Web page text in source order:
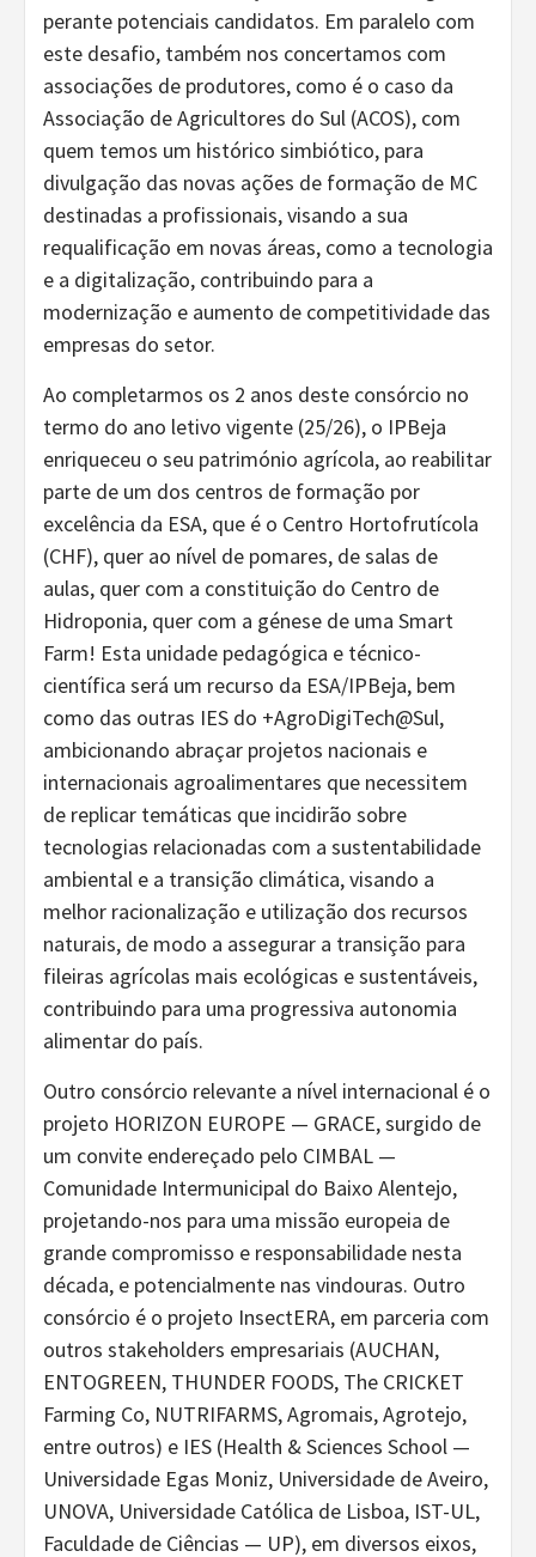
perante potenciais candidatos. Em paralelo com
este desafio, também nos concertamos com
associações de produtores, como é o caso da
Associação de Agricultores do Sul (ACOS), com
quem temos um histórico simbiótico, para
divulgação das novas ações de formação de MC
destinadas a profissionais, visando a sua
requalificação em novas áreas, como a tecnologia
e a digitalização, contribuindo para a
modernização e aumento de competitividade das
empresas do setor.
Ao completarmos os 2 anos deste consórcio no
termo do ano letivo vigente (25/26), o IPBeja
enriqueceu o seu património agrícola, ao reabilitar
parte de um dos centros de formação por
excelência da ESA, que é o Centro Hortofrutícola
(CHF), quer ao nível de pomares, de salas de
aulas, quer com a constituição do Centro de
Hidroponia, quer com a génese de uma Smart
Farm! Esta unidade pedagógica e técnico-
científica será um recurso da ESA/IPBeja, bem
como das outras IES do +AgroDigiTech@Sul,
ambicionando abraçar projetos nacionais e
internacionais agroalimentares que necessitem
de replicar temáticas que incidirão sobre
tecnologias relacionadas com a sustentabilidade
ambiental e a transição climática, visando a
melhor racionalização e utilização dos recursos
naturais, de modo a assegurar a transição para
fileiras agrícolas mais ecológicas e sustentáveis,
contribuindo para uma progressiva autonomia
alimentar do país.
Outro consórcio relevante a nível internacional é o
projeto HORIZON EUROPE — GRACE, surgido de
um convite endereçado pelo CIMBAL —
Comunidade Intermunicipal do Baixo Alentejo,
projetando-nos para uma missão europeia de
grande compromisso e responsabilidade nesta
década, e potencialmente nas vindouras. Outro
consórcio é o projeto InsectERA, em parceria com
outros stakeholders empresariais (AUCHAN,
ENTOGREEN, THUNDER FOODS, The CRICKET
Farming Co, NUTRIFARMS, Agromais, Agrotejo,
entre outros) e IES (Health & Sciences School —
Universidade Egas Moniz, Universidade de Aveiro,
UNOVA, Universidade Católica de Lisboa, IST-UL,
Faculdade de Ciências — UP), em diversos eixos,